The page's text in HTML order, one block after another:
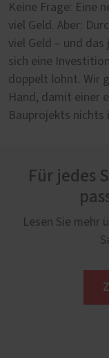
Keine Frage: Eine
viel Geld. Aber:
viel Geld – und das
sich eine
doppelt lohnt. Wir
Hand, damit einer
Bauprojekts nichts
Für jedes
Lesen Sie